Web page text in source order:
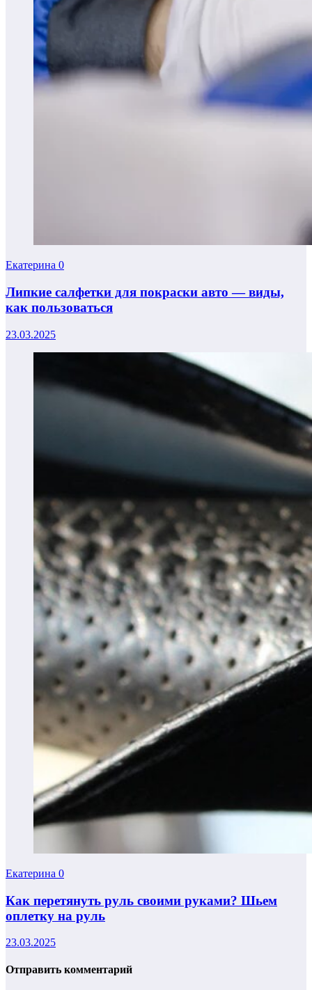
Екатерина 0
Липкие салфетки для покраски авто — виды,
как пользоваться
23.03.2025
Екатерина 0
Как перетянуть руль своими руками? Шьем
оплетку на руль
23.03.2025
Отправить комментарий